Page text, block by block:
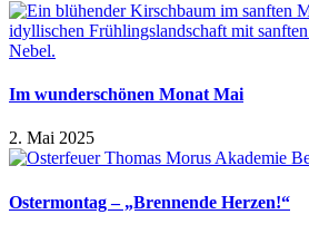
Im wunderschönen Monat Mai
2. Mai 2025
Ostermontag – „Brennende Herzen!“